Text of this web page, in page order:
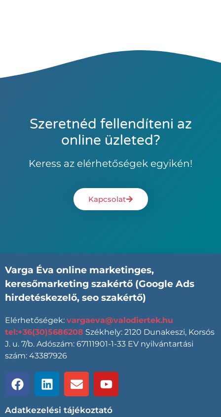
Szeretnéd fellendíteni az
online üzleted?
Keress az elérhetőségek egyikén!
Kapcsolat
Varga Éva online marketinges,
keresőmarketing szakértő (Google Ads
hirdetéskezelő, seo szakértő)
Elérhetőségek: vargaeva@valodiertek.hu
tel:+36(30)5686208 Székhely: 2120 Dunakeszi, Korsós
J. u. 7/b. Adószám: 67111901-1-33 EV nyilvántartási
szám: 43387926
Adatkezelési tájékoztató